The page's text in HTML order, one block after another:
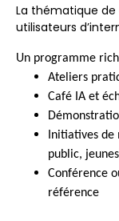
La thématique de
utilisateurs
Un programme
Ateliers
Café IA et
Initiatives
public,
Conférence
référence